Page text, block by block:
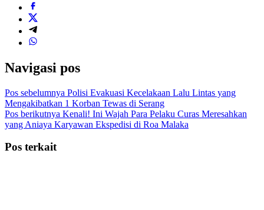
Navigasi pos
Pos sebelumnya Polisi Evakuasi Kecelakaan Lalu Lintas yang
Mengakibatkan 1 Korban Tewas di Serang
Pos berikutnya Kenali! Ini Wajah Para Pelaku Curas Meresahkan
yang Aniaya Karyawan Ekspedisi di Roa Malaka
Pos terkait